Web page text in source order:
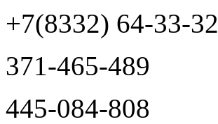
+7(8332) 64-33-32
371-465-489
445-084-808